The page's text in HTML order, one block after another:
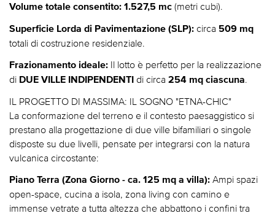
Volume totale consentito: 1.527,5 mc (metri cubi).
Superficie Lorda di Pavimentazione (SLP): circa 509 mq
totali di costruzione residenziale.
Frazionamento ideale: Il lotto è perfetto per la realizzazione
di DUE VILLE INDIPENDENTI di circa 254 mq ciascuna.
IL PROGETTO DI MASSIMA: IL SOGNO "ETNA-CHIC"
La conformazione del terreno e il contesto paesaggistico si
prestano alla progettazione di due ville bifamiliari o singole
disposte su due livelli, pensate per integrarsi con la natura
vulcanica circostante:
Piano Terra (Zona Giorno - ca. 125 mq a villa): Ampi spazi
open-space, cucina a isola, zona living con camino e
immense vetrate a tutta altezza che abbattono i confini tra